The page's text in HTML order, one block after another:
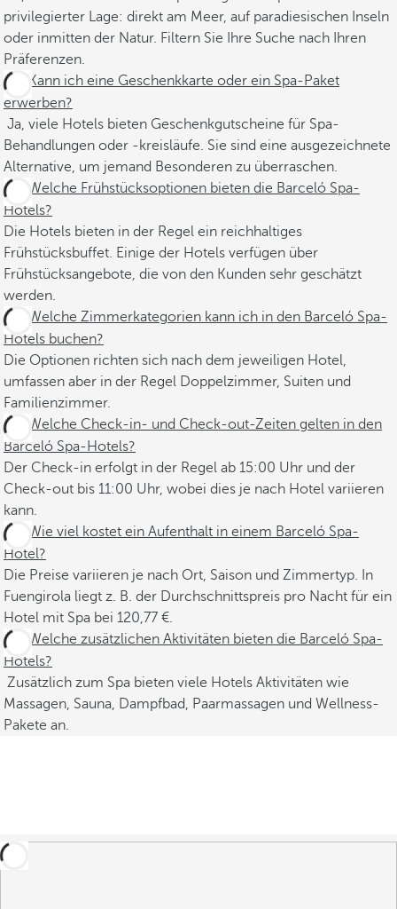
privilegierter Lage: direkt am Meer, auf paradiesischen Inseln
oder inmitten der Natur. Filtern Sie Ihre Suche nach Ihren
Präferenzen.
Kann ich eine Geschenkkarte oder ein Spa-Paket
erwerben?
Ja, viele Hotels bieten Geschenkgutscheine für Spa-
Behandlungen oder -kreisläufe. Sie sind eine ausgezeichnete
Alternative, um jemand Besonderen zu überraschen.
Welche Frühstücksoptionen bieten die Barceló Spa-
Hotels?
Die Hotels bieten in der Regel ein reichhaltiges
Frühstücksbuffet. Einige der Hotels verfügen über
Frühstücksangebote, die von den Kunden sehr geschätzt
werden.
Welche Zimmerkategorien kann ich in den Barceló Spa-
Hotels buchen?
Die Optionen richten sich nach dem jeweiligen Hotel,
umfassen aber in der Regel Doppelzimmer, Suiten und
Familienzimmer. ​
Welche Check-in- und Check-out-Zeiten gelten in den
Barceló Spa-Hotels?
Der Check-in erfolgt in der Regel ab 15:00 Uhr und der
Check-out bis 11:00 Uhr, wobei dies je nach Hotel variieren
kann. ​
Wie viel kostet ein Aufenthalt in einem Barceló Spa-
Hotel?
Die Preise variieren je nach Ort, Saison und Zimmertyp. In
Fuengirola liegt z. B. der Durchschnittspreis pro Nacht für ein
Hotel mit Spa bei 120,77 €.
Welche zusätzlichen Aktivitäten bieten die Barceló Spa-
Hotels?
Zusätzlich zum Spa bieten viele Hotels Aktivitäten wie
Massagen, Sauna, Dampfbad, Paarmassagen und Wellness-
Pakete an.